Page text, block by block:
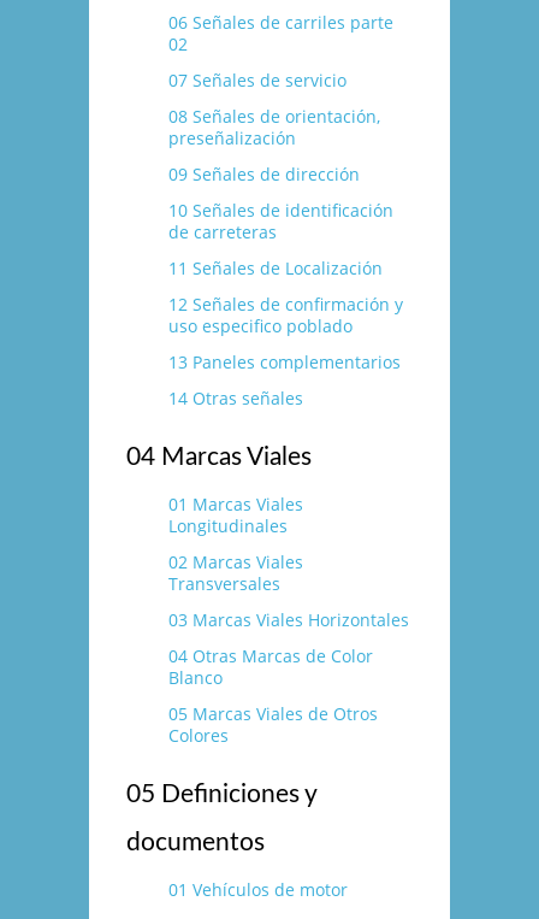
06 Señales de carriles parte
02
07 Señales de servicio
08 Señales de orientación,
preseñalización
09 Señales de dirección
10 Señales de identificación
de carreteras
11 Señales de Localización
12 Señales de confirmación y
uso especifico poblado
13 Paneles complementarios
14 Otras señales
04 Marcas Viales
01 Marcas Viales
Longitudinales
02 Marcas Viales
Transversales
03 Marcas Viales Horizontales
04 Otras Marcas de Color
Blanco
05 Marcas Viales de Otros
Colores
05 Definiciones y
documentos
01 Vehí­culos de motor